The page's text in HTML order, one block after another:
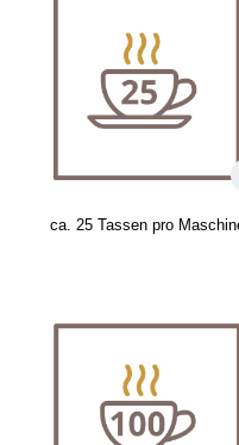
ca. 25 Tassen pro